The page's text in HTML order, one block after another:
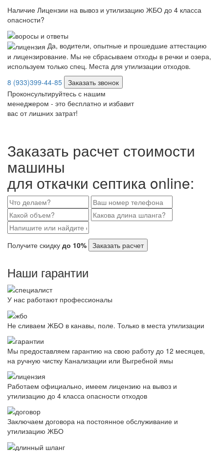
Наличие Лицензии на вывоз и утилизацию ЖБО до 4 класса
опасности?
Да, водители, опытные и прошедшие аттестацию
и лицензирование. Мы не сбрасываем отходы в речки и озера,
используем только спец. Места для утилизации отходов.
8 (933)399-44-85 Заказать звонок
Проконсультируйтесь с нашим
менеджером - это бесплатно и избавит
вас от лишних затрат!
Заказать расчет стоимости
машины
для откачки септика online:
Получите скидку до 10% Заказать расчет
Наши гарантии
У нас работают профессионалы
Не сливаем ЖБО в канавы, поле. Только в места утилизации
Мы предоставляем гарантию на свою работу до 12 месяцев,
на ручную чистку Канализации или Выгребной ямы
Работаем официально, имеем лицензию на вывоз и
утилизацию до 4 класса опасности отходов
Заключаем договора на постоянное обслуживание и
утилизацию ЖБО